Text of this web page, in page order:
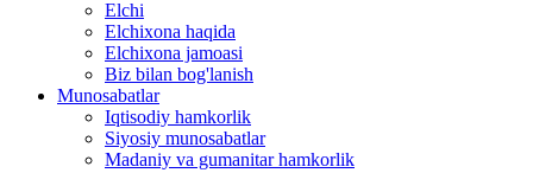
Elchi
Elchixona haqida
Elchixona jamoasi
Biz bilan bog'lanish
Munosabatlar
Iqtisodiy hamkorlik
Siyosiy munosabatlar
Madaniy va gumanitar hamkorlik